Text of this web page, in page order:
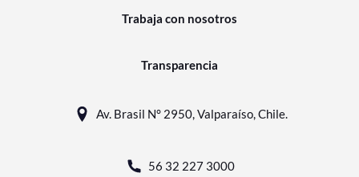
Trabaja con nosotros
Transparencia
Av. Brasil N° 2950, Valparaíso, Chile.
56 32 227 3000